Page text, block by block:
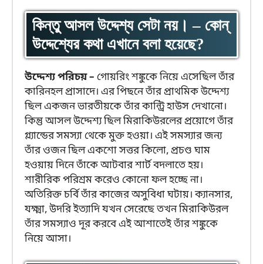
কিন্তু আসল উদ্দেশ্য সেটা নয়। – কোন্
উদ্দেশ্যের কথা এখানে বলা হয়েছে?
উদ্দেশ্য পরিচয় – গোয়রিং শঙ্কুকে নিয়ে এসেছিল তাঁর
কারিনহল প্রাসাদে। এর পিছনে তাঁর প্রাথমিক উদ্দেশ্য
ছিল একজন ভারতীয়কে তাঁর কান্ট্রি হাউস দেখানো।
কিন্তু আসল উদ্দেশ্য ছিল মিরাকিউরলের প্রয়োগে তাঁর
গ্ল্যান্ডের সমস্যা থেকে মুক্ত হওয়া। এই সমস্যার জন্য
তাঁর ওজন ছিল একশো সত্তর কিলো, প্রচণ্ড ঘাম
হওয়ায় দিনে তাঁকে আটবার শার্ট বদলাতে হয়।
শারীরিক পরিশ্রম করেও কোনো ফল হচ্ছে না।
অতিরিক্ত চর্বি তাঁর কাজের অসুবিধা ঘটায়। ক্যানসার,
যক্ষ্মা, উদরি ইত্যাদি যখন সেরেছে তখন মিরাকিউরল
তাঁর সমস্যাও দূর করবে এই আশাতেই তাঁর শঙ্কুকে
নিয়ে আসা।